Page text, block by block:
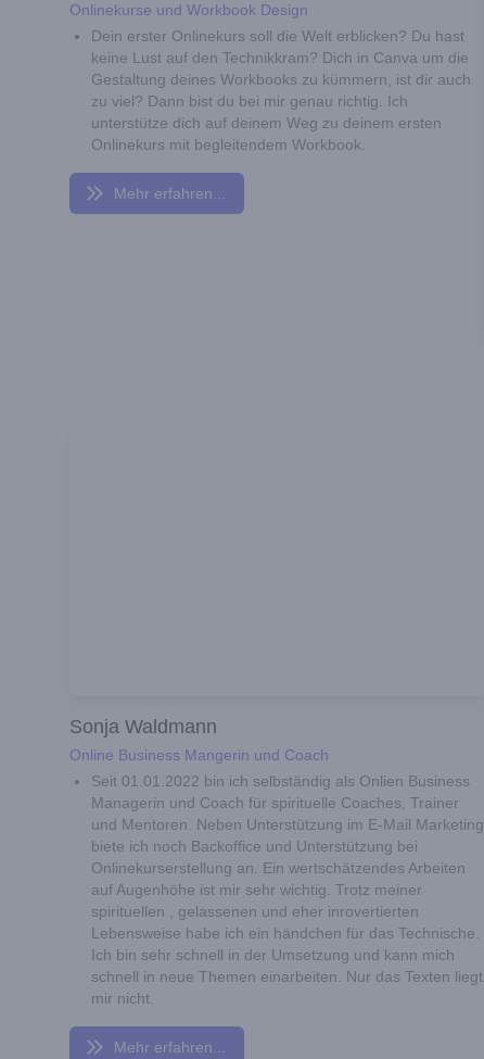
Onlinekurse und Workbook Design
Dein erster Onlinekurs soll die Welt erblicken? Du hast
keine Lust auf den Technikkram? Dich in Canva um die
Gestaltung deines Workbooks zu kümmern, ist dir auch
zu viel? Dann bist du bei mir genau richtig. Ich
unterstütze dich auf deinem Weg zu deinem ersten
Onlinekurs mit begleitendem Workbook.
Mehr erfahren...
Sonja Waldmann
Online Business Mangerin und Coach
Seit 01.01.2022 bin ich selbständig als Onlien Business
Managerin und Coach für spirituelle Coaches, Trainer
und Mentoren. Neben Unterstützung im E-Mail Marketing
biete ich noch Backoffice und Unterstützung bei
Onlinekurserstellung an. Ein wertschätzendes Arbeiten
auf Augenhöhe ist mir sehr wichtig. Trotz meiner
spirituellen , gelassenen und eher inrovertierten
Lebensweise habe ich ein händchen für das Technische.
Ich bin sehr schnell in der Umsetzung und kann mich
schnell in neue Themen einarbeiten. Nur das Texten liegt
mir nicht.
Mehr erfahren...